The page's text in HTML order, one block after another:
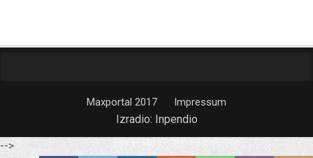
Maxportal 2017 Impressum
Izradio: Inpendio
-->